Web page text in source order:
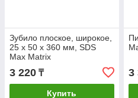
Зубило плоское, широкое,
25 х 50 х 360 мм, SDS
Max Matrix
3 220 ₸
Купить
3